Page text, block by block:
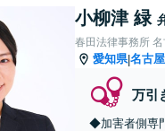
小柳津 緑
春田法律事務所
愛知県|名古
万引
◆加害者側専